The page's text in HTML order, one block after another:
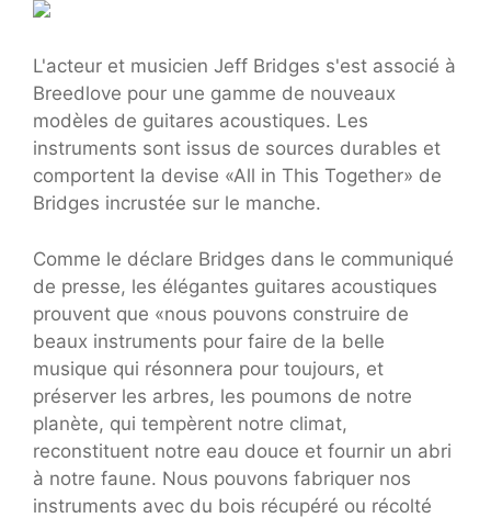
L'acteur et musicien Jeff Bridges s'est associé à
Breedlove pour une gamme de nouveaux
modèles de guitares acoustiques. Les
instruments sont issus de sources durables et
comportent la devise «All in This Together» de
Bridges incrustée sur le manche.
Comme le déclare Bridges dans le communiqué
de presse, les élégantes guitares acoustiques
prouvent que «nous pouvons construire de
beaux instruments pour faire de la belle
musique qui résonnera pour toujours, et
préserver les arbres, les poumons de notre
planète, qui tempèrent notre climat,
reconstituent notre eau douce et fournir un abri
à notre faune. Nous pouvons fabriquer nos
instruments avec du bois récupéré ou récolté